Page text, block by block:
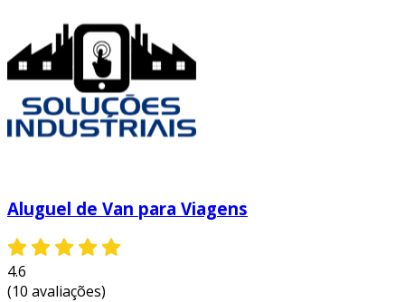
Aluguel de Van para Viagens
4.6
(10 avaliações)